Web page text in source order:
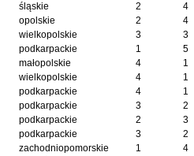
śląskie 2
4
opolskie 2
4
wielkopolskie 3
3
podkarpackie 1
5
małopolskie 4
1
wielkopolskie 4
1
podkarpackie 4
1
podkarpackie 3
2
podkarpackie 2
3
podkarpackie 3
2
zachodniopomorskie 1
4